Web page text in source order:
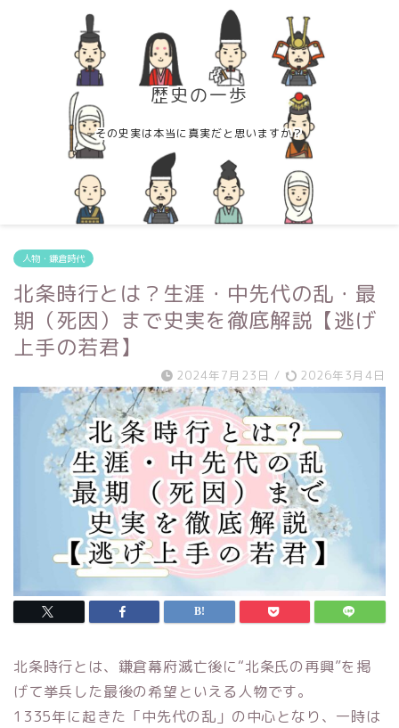
歴史の一歩
その史実は本当に真実だと思いますか？
人物・鎌倉時代
北条時行とは？生涯・中先代の乱・最
期（死因）まで史実を徹底解説【逃げ
上手の若君】
2024年7月23日 / 2026年3月4日
北条時行とは、鎌倉幕府滅亡後に“北条氏の再興”を掲
げて挙兵した最後の希望といえる人物です。
1335年に起きた「中先代の乱」の中心となり、一時は